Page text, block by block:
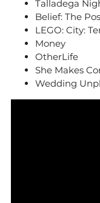
Talladega
Belief: The
LEGO: City:
Money
OtherLife
She Makes
Wedding